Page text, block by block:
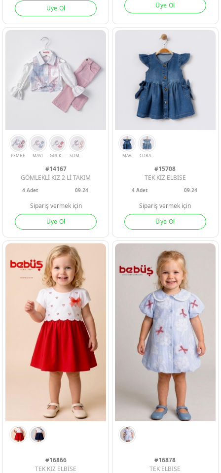
Üye Ol
YESIL PEMBE
Üye Ol
MAVI GUL KURUSU
#14167
GÖMLEKLİ KIZ 2 Lİ TAKIM
4Adet 09-24
Sipariş vermek için
Üye Ol
MAVI COBALT
#15708
TEK KIZ ELBISE
4 Adet 09-24
Sipariş vermek için
Üye Ol
#16866
TEK KIZ ELBİSE
#16878
TEK ELBISE